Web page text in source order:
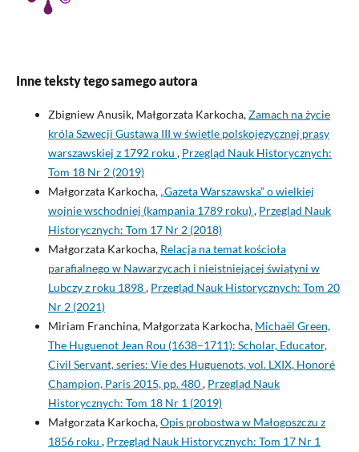
Inne teksty tego samego autora
Zbigniew Anusik, Małgorzata Karkocha,Zamach na życie
króla Szwecji Gustawa III w świetle polskojęzycznej prasy
warszawskiej z 1792 roku , Przegląd Nauk Historycznych:
Tom 18 Nr 2 (2019)
Małgorzata Karkocha, „Gazeta Warszawska” o wielkiej
wojnie wschodniej (kampania 1789 roku), Przegląd Nauk
Historycznych: Tom 17 Nr 2 (2018)
Małgorzata Karkocha, Relacja na temat kościoła
parafialnego w Nawarzycach i nieistniejącej świątyni w
Lubczy z roku 1898, Przegląd Nauk Historycznych: Tom 20
Nr 2 (2021)
Miriam Franchina, Małgorzata Karkocha, Michaël Green,
The Huguenot Jean Rou (1638–1711): Scholar, Educator,
Civil Servant, series: Vie des Huguenots, vol. LXIX, Honoré
Champion, Paris 2015, pp. 480, Przegląd Nauk
Historycznych: Tom 18 Nr 1 (2019)
Małgorzata Karkocha,Opis probostwa w Małogoszczu z
1856 roku , Przegląd Nauk Historycznych: Tom 17 Nr 1